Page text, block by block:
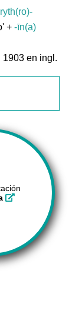
+-īn(a)
1903 en ingl.